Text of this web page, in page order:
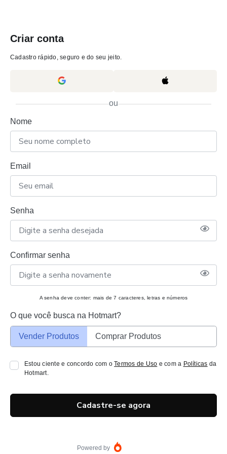
Criar conta
Cadastro rápido, seguro e do seu jeito.
ou
Nome
Email
Senha
Confirmar senha
A senha deve conter: mais de 7 caracteres, letras e números
O que você busca na Hotmart?
Vender Produtos Comprar Produtos
Estou ciente e concordo com oTermos de Uso e com a Políticas da
Hotmart.
Cadastre-se agora
Powered by